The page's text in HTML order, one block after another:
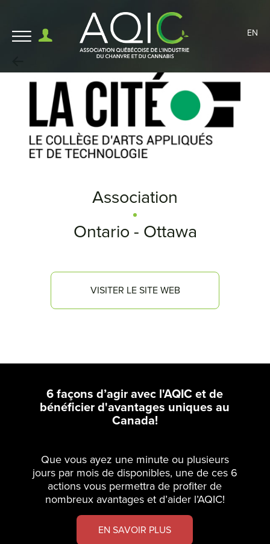
EN
Association
Ontario - Ottawa
VISITER LE SITE WEB
6 façons d’agir avec l'AQIC et de
bénéficier d'avantages uniques au
Canada!
Que vous ayez une minute ou plusieurs
jours par mois de disponibles, une de ces 6
actions vous permettra de profiter de
nombreux avantages et d’aider l’AQIC!
EN SAVOIR PLUS